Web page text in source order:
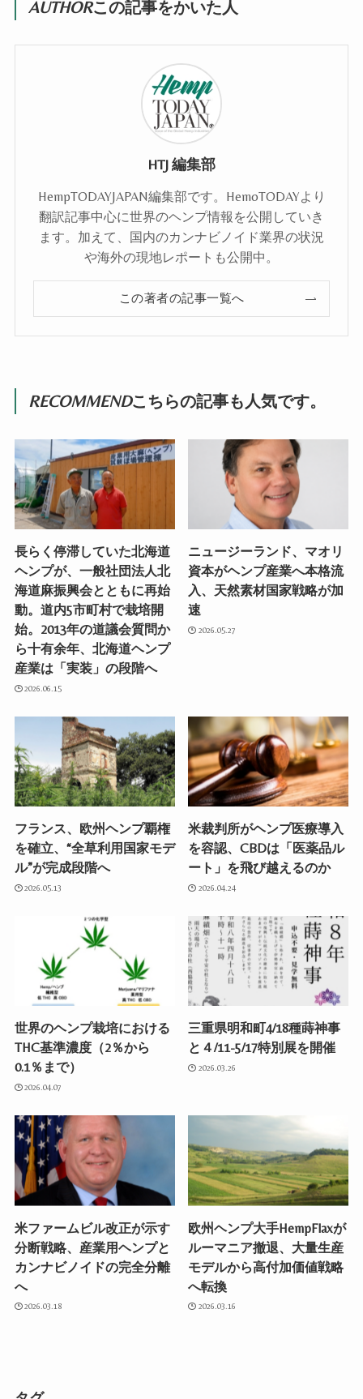
AUTHORこの記事をかいた人
HTJ 編集部
HempTODAYJAPAN編集部です。HemoTODAYより
翻訳記事中心に世界のヘンプ情報を公開していき
ます。加えて、国内のカンナビノイド業界の状況
や海外の現地レポートも公開中。
この著者の記事一覧へ
RECOMMENDこちらの記事も人気です。
長らく停滞していた北海道
ヘンプが、一般社団法人北
海道麻振興会とともに再始
動。道内5市町村で栽培開
始。2013年の道議会質問か
ら十有余年、北海道ヘンプ
産業は「実装」の段階へ
2026.06.15
ニュージーランド、マオリ
資本がヘンプ産業へ本格流
入、天然素材国家戦略が加
速
2026.05.27
フランス、欧州ヘンプ覇権
を確立、“全草利用国家モデ
ル”が完成段階へ
2026.05.13
米裁判所がヘンプ医療導入
を容認、CBDは「医薬品ル
ート」を飛び越えるのか
2026.04.24
世界のヘンプ栽培における
THC基準濃度（2％から
0.1％まで）
2026.04.07
三重県明和町4/18種蒔神事
と４/11-5/17特別展を開催
2026.03.26
米ファームビル改正が示す
分断戦略、産業用ヘンプと
カンナビノイドの完全分離
へ
2026.03.18
欧州ヘンプ大手HempFlaxが
ルーマニア撤退、大量生産
モデルから高付加価値戦略
へ転換
2026.03.16